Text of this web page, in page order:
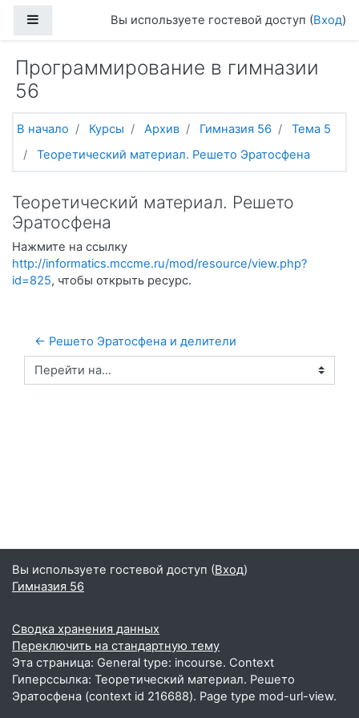
Боковая панельВы используете гостевой доступ (Вход)
Программирование в гимназии
56
В начало Курсы Архив Гимназия 56
Тема 5
Теоретический материал. Решето Эратосфена
Теоретический материал. Решето
Эратосфена
Нажмите на ссылку
http://informatics.mccme.ru/mod/resource/view.php?
id=825, чтобы открыть ресурс.
← Решето Эратосфена и делители
Перейти на...
Вы используете гостевой доступ (Вход)
Гимназия 56
Сводка хранения данных
Переключить на стандартную тему
Эта страница: General type: incourse. Context
Гиперссылка: Теоретический материал. Решето
Эратосфена (context id 216688). Page type mod-url-view.